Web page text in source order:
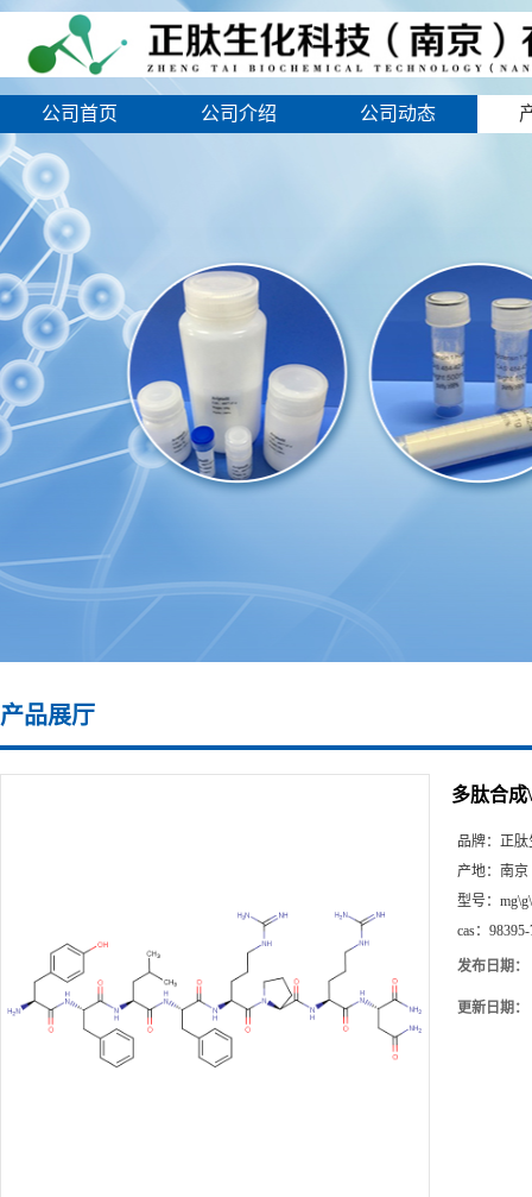
公司首页 公司介绍 公司动态
产品展厅
多肽合成
品牌： 正肽
产地： 南京
型号：
cas：
发布日期：
更新日期：